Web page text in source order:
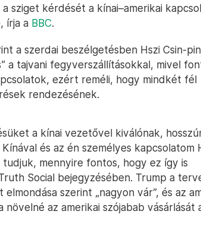
sziget kérdését a kínai–amerikai
írja a BBC.
a szerdai beszélgetésben Hszi Csin-
a tajvani fegyverszállításokkal, mivel
ezért reméli, hogy mindkét fél
rendezésének.
a kínai vezetővel kiválónak,
és az én személyes kapcsolatom
mennyire fontos, hogy ez így is
Social bejegyzésében. Trump a
szerint „nagyon vár”, és az
az amerikai szójabab vásárlását